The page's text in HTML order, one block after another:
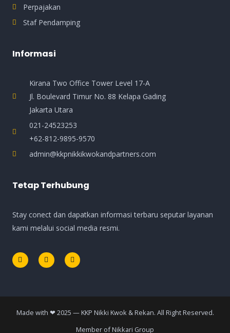
Perpajakan
Staf Pendamping
Informasi
Kirana Two Office Tower Level 17-A
Jl. Boulevard Timur No. 88 Kelapa Gading
Jakarta Utara
021-24523253
+62-812-9895-9570
admin@kkpnikkikwokandpartners.com
Tetap Terhubung
Stay conect dan dapatkan informasi terbaru seputar layanan
kami melalui social media resmi.
Made with ❤ 2025 — KKP Nikki Kwok & Rekan. All Right Reserved.
Member of Nikkari Group